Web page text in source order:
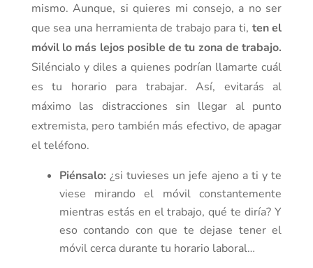
mismo. Aunque, si quieres mi consejo, a no ser
que sea una herramienta de trabajo para ti, ten el
móvil lo más lejos posible de tu zona de trabajo.
Siléncialo y diles a quienes podrían llamarte cuál
es tu horario para trabajar. Así, evitarás al
máximo las distracciones sin llegar al punto
extremista, pero también más efectivo, de apagar
el teléfono.
Piénsalo: ¿si tuvieses un jefe ajeno a ti y te
viese mirando el móvil constantemente
mientras estás en el trabajo, qué te diría? Y
eso contando con que te dejase tener el
móvil cerca durante tu horario laboral…